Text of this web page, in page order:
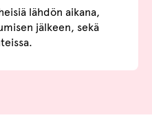
lähdön aikana,
jälkeen, sekä